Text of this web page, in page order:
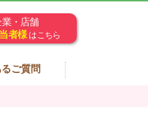
業・店舗
者様 はこちら
ご質問